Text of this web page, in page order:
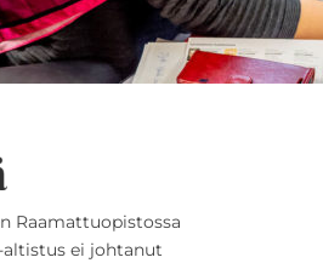
Raamattuopistossa
ei johtanut